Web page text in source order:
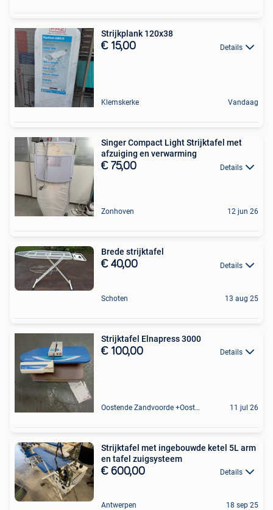
Strijkplank 120x38
€ 15,00 Details
Klemskerke Vandaag
Singer Compact Light Strijktafel met
afzuiging en verwarming
€ 75,00 Details
Zonhoven 12 jun 26
Brede strijktafel
€ 40,00 Details
Schoten 13 aug 25
Strijktafel Elnapress 3000
€ 100,00 Details
Oostende Zandvoorde +Oostende 11 jul 26
Strijktafel met ingebouwde ketel 5L arm
en tafel zuigsysteem
€ 600,00 Details
Antwerpen 18 sep 25